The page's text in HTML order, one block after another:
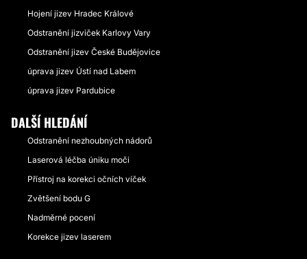
Hojení jizev Hradec Králové
Odstranění jizviček Karlovy Vary
Odstranění jizev České Budějovice
úprava jizev Ústí nad Labem
úprava jizev Pardubice
DALŠÍ HLEDÁNÍ
Odstranění nezhoubných nádorů
Laserová léčba úniku moči
Přístroj na korekci očních víček
Zvětšení bodu G
Nadměrné pocení
Korekce jizev laserem